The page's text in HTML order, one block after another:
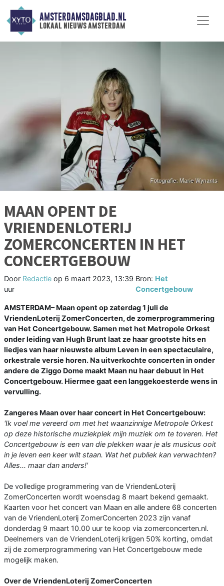
AMSTERDAMSDAGBLAD.NL
lokaal nieuws amsterdam
MAAN OPENT DE
VRIENDENLOTERIJ
ZOMERCONCERTEN IN HET
CONCERTGEBOUW
Door Redactie op 6 maart 2023, 13:39
uur
Bron: Het
Concertgebouw
AMSTERDAM– Maan opent op zaterdag 1 juli de
VriendenLoterij ZomerConcerten, de zomerprogrammering
van Het Concertgebouw. Samen met het Metropole Orkest
onder leiding van Hugh Brunt laat ze haar grootste hits en
liedjes van haar nieuwste album Leven in een spectaculaire,
orkestrale versie horen. Na uitverkochte concerten in onder
andere de Ziggo Dome maakt Maan nu haar debuut in Het
Concertgebouw. Hiermee gaat een langgekoesterde wens in
vervulling.
Zangeres Maan over haar concert in Het Concertgebouw:
'Ik voel me vereerd om met het waanzinnige Metropole Orkest
op deze historische muziekplek mijn muziek om te toveren. Het
Concertgebouw is een van die plekken waar je als musicus ooit
in je leven een keer wilt staan. Wat het publiek kan verwachten?
Alles... maar dan anders!'
De volledige programmering van de VriendenLoterij
ZomerConcerten wordt woensdag 8 maart bekend gemaakt.
Kaarten voor het concert van Maan en alle andere 68 concerten
van de VriendenLoterij ZomerConcerten 2023 zijn vanaf
donderdag 9 maart 10.00 uur te koop via zomerconcerten.nl.
Deelnemers van de VriendenLoterij krijgen 50% korting, omdat
zij de zomerprogrammering van Het Concertgebouw mede
mogelijk maken.
Over de VriendenLoterij ZomerConcerten